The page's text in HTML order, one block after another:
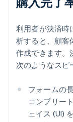
利用者が決済時
析すると、顧客
作成できます。
次のようなスピ
フォームの
コンプリー
ェイス (UI)